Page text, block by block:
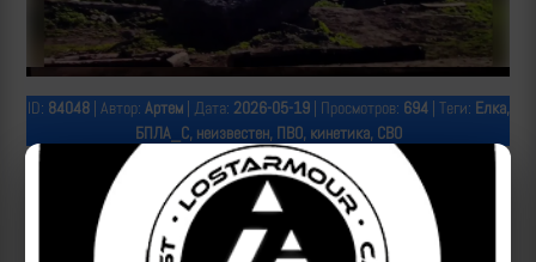
Video
ID: 84048| Автор: Артем| Дата: 2026-05-19| Просмотров: 694| Теги: Елка,
БПЛА_С, неизвестен, ПВО, кинетика, СВО
Популярные за сегодня видео